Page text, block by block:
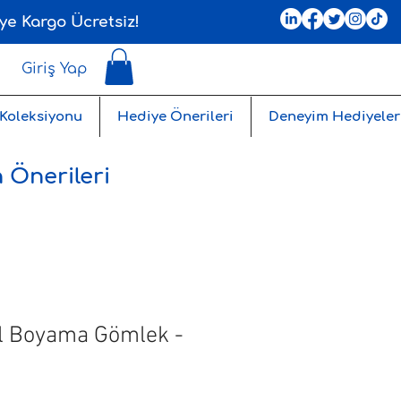
Kargo Ücretsiz!
Giriş Yap
Hediye Önerileri Deneyim
Önerileri
Boyama Gömlek -